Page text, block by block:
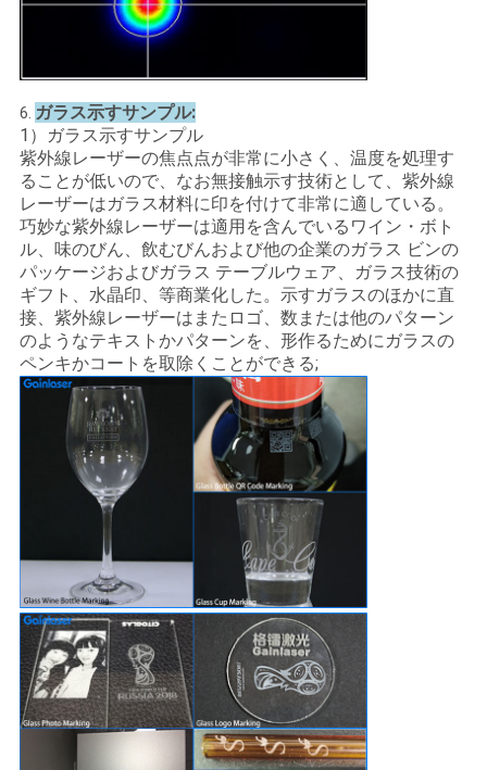
6. ガラス示すサンプル:
1）ガラス示すサンプル
紫外線レーザーの焦点点が非常に小さく、温度を処理す
ることが低いので、なお無接触示す技術として、紫外線
レーザーはガラス材料に印を付けて非常に適している。
巧妙な紫外線レーザーは適用を含んでいるワイン・ボト
ル、味のびん、飲むびんおよび他の企業のガラス ビンの
パッケージおよびガラス テーブルウェア、ガラス技術の
ギフト、水晶印、等商業化した。示すガラスのほかに直
接、紫外線レーザーはまたロゴ、数または他のパターン
のようなテキストかパターンを、形作るためにガラスの
ペンキかコートを取除くことができる;